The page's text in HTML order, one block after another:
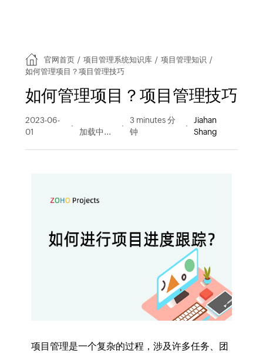
官网首页 / 项目管理系统知识库 / 项目管理知识 /
如何管理项目？项目管理技巧
如何管理项目？项目管理技巧
2023-06-
01
量
3 minutes 分
钟
Jiahan
Shang
项目管理是一个复杂的过程，涉及许多任务、团